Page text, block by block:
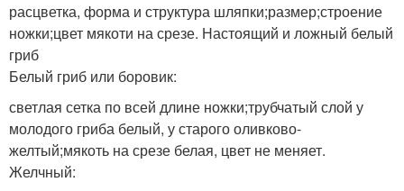
расцветка, форма и структура шляпки;размер;строение
ножки;цвет мякоти на срезе. Настоящий и ложный белый
гриб
Белый гриб или боровик:
светлая сетка по всей длине ножки;трубчатый слой у
молодого гриба белый, у старого оливково-
желтый;мякоть на срезе белая, цвет не меняет.
Желчный: